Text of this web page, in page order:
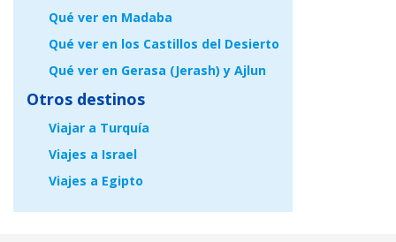
Qué ver en Madaba
Qué ver en los Castillos del Desierto
Qué ver en Gerasa (Jerash) y Ajlun
Otros destinos
Viajar a Turquía
Viajes a Israel
Viajes a Egipto